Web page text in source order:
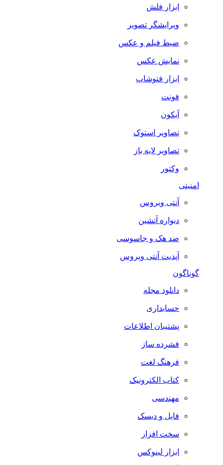
ابزار فلش
ویرایشگر تصویر
ضبط فيلم و عكس
نمایش عکس
ابزار فتوشاپ
فونت
آیکون
تصاویر استوک
تصاویر لایه باز
وکتور
امنیتی
آنتی ویروس
دیواره آتشین
ضد هک و جاسوسی
آپدیت آنتی ویروس
گوناگون
دانلود مجله
حسابداری
پشتیبان اطلاعات
فشرده ساز
فرهنگ لغت
کتاب الکترونیک
مهندسی
فایل و دیسک
سخت افزار
ابزار لینوکس